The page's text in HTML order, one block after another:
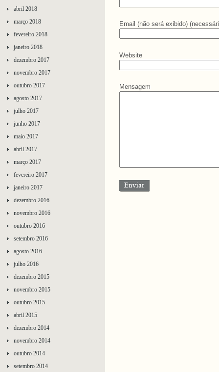
abril 2018
março 2018
fevereiro 2018
janeiro 2018
dezembro 2017
novembro 2017
outubro 2017
agosto 2017
julho 2017
junho 2017
maio 2017
abril 2017
março 2017
fevereiro 2017
janeiro 2017
dezembro 2016
novembro 2016
outubro 2016
setembro 2016
agosto 2016
julho 2016
dezembro 2015
novembro 2015
outubro 2015
abril 2015
dezembro 2014
novembro 2014
outubro 2014
setembro 2014
Email (não será exibido)
Website
Mensagem